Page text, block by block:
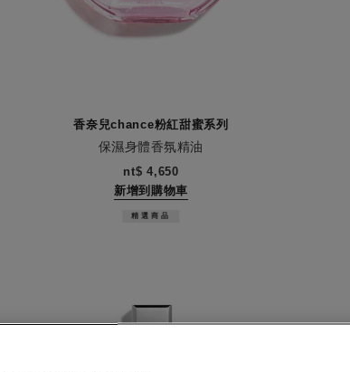
香奈兒chance粉紅甜蜜系列
保濕身體香氛精油
nt$ 4,650
新增到購物車
精選商品